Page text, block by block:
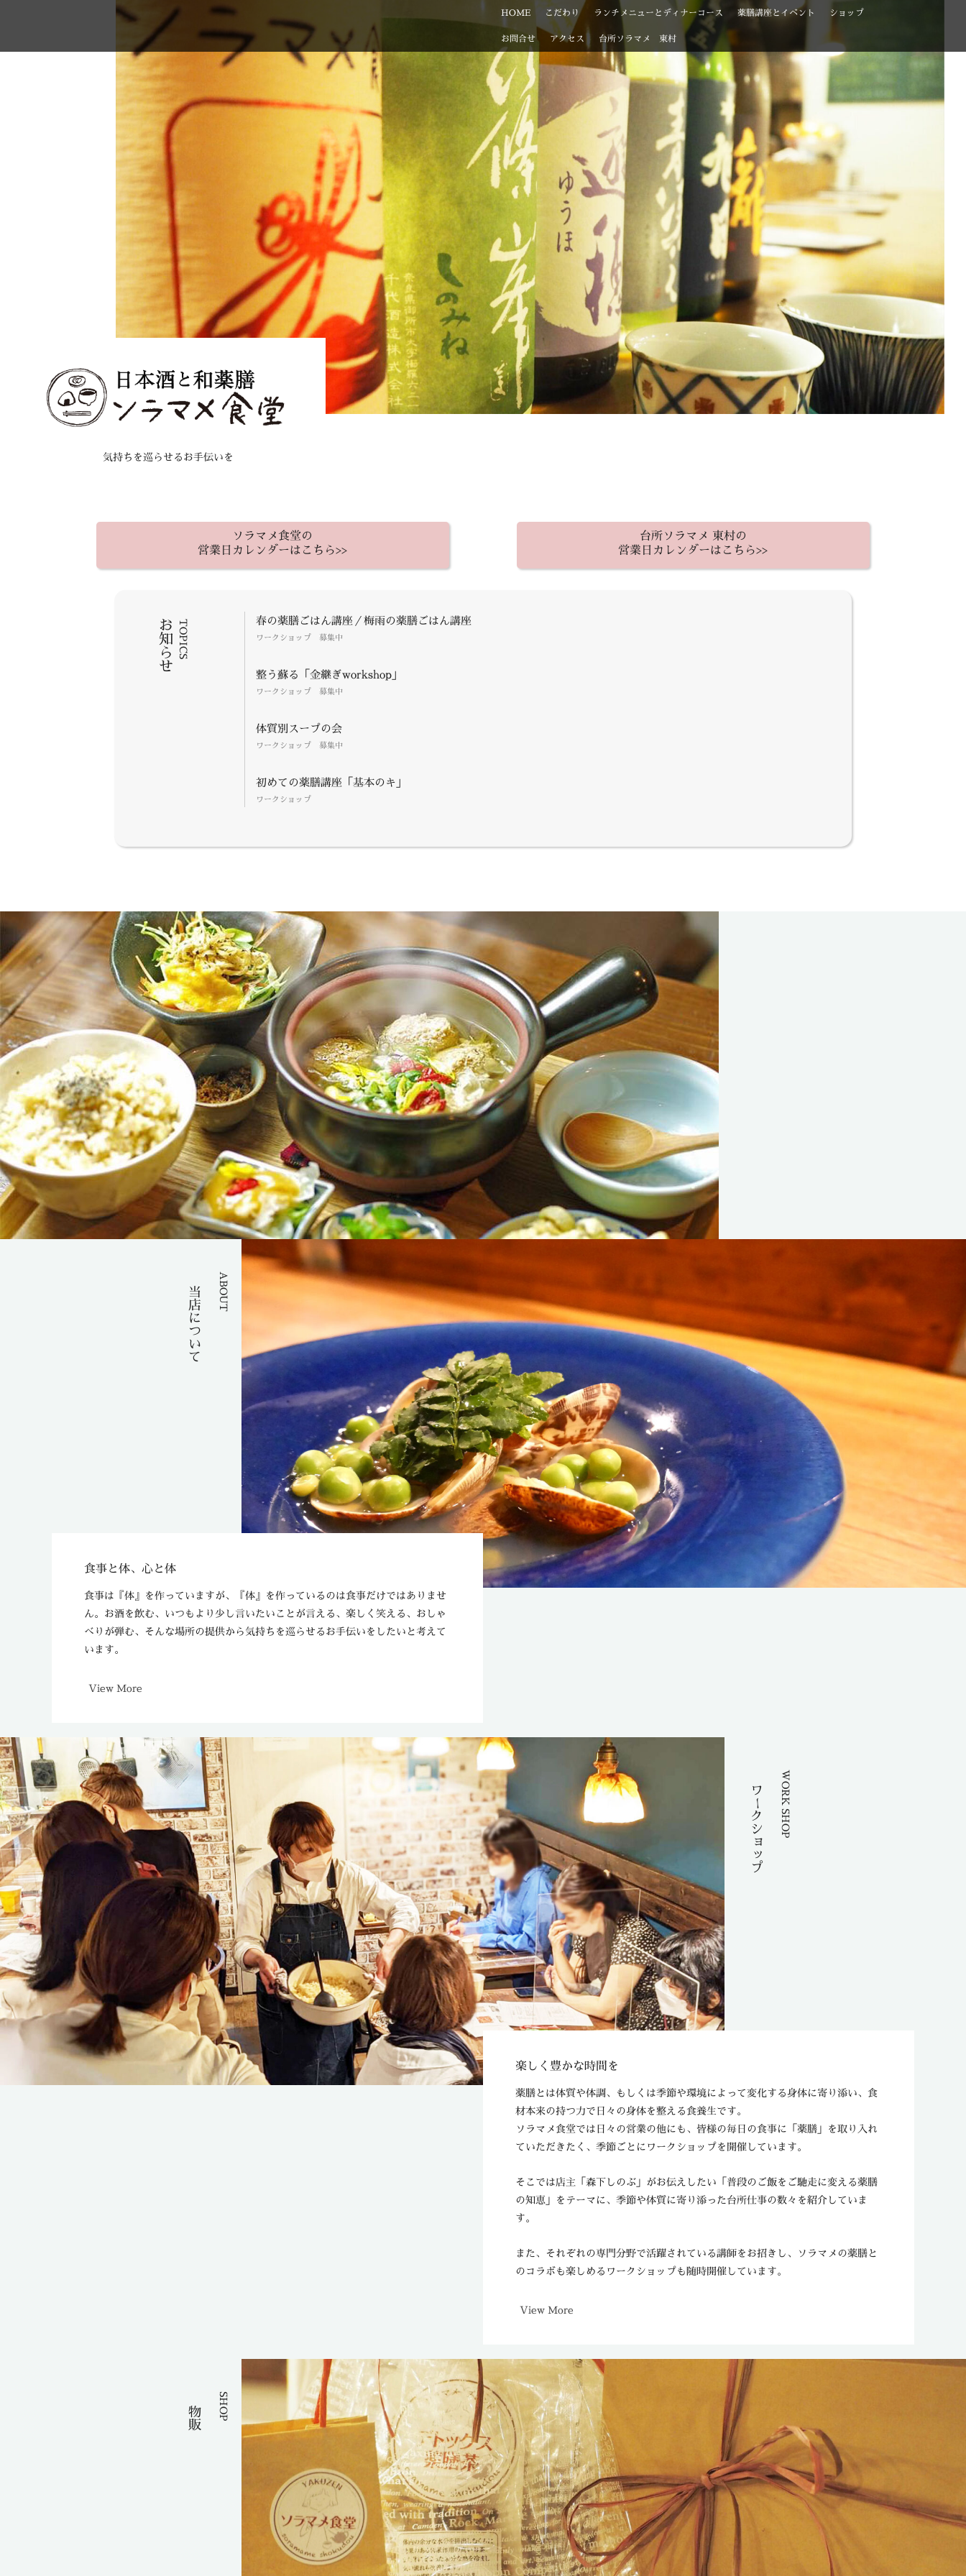
HOME こだわり ランチメニューとディナーコース 薬膳講座とイベント ショップ
お問合せ アクセス 台所ソラマメ 東村
気持ちを巡らせるお手伝いを
ソラマメ食堂の
営業日カレンダーはこちら>>
台所ソラマメ 東村の
営業日カレンダーはこちら>>
TOPICS
お知らせ 春の薬膳ごはん講座／梅雨の薬膳ごはん講座
ワークショップ 募集中
整う蘇る「金継ぎworkshop」
ワークショップ 募集中
体質別スープの会
ワークショップ 募集中
初めての薬膳講座「基本のキ」
ワークショップ
ABOUT
当店について
食事と体、心と体
食事は『体』を作っていますが、『体』を作っているのは食事だけではありませ
ん。お酒を飲む、いつもより少し言いたいことが言える、楽しく笑える、おしゃ
べりが弾む、そんな場所の提供から気持ちを巡らせるお手伝いをしたいと考えて
います。
View More
ワ
ー
クショップ
WORK SHOP
楽しく豊かな時間を
薬膳とは体質や体調、もしくは季節や環境によって変化する身体に寄り添い、食
材本来の持つ力で日々の身体を整える食養生です。
ソラマメ食堂では日々の営業の他にも、皆様の毎日の食事に「薬膳」を取り入れ
ていただきたく、季節ごとにワークショップを開催しています。
そこでは店主「森下しのぶ」がお伝えしたい「普段のご飯をご馳走に変える薬膳
の知恵」をテーマに、季節や体質に寄り添った台所仕事の数々を紹介していま
す。
また、それぞれの専門分野で活躍されている講師をお招きし、ソラマメの薬膳と
のコラボも楽しめるワークショップも随時開催しています。
View More
SHOP
物販